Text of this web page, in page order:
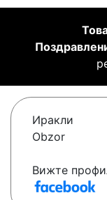
Иракли
Obzor
Вижте